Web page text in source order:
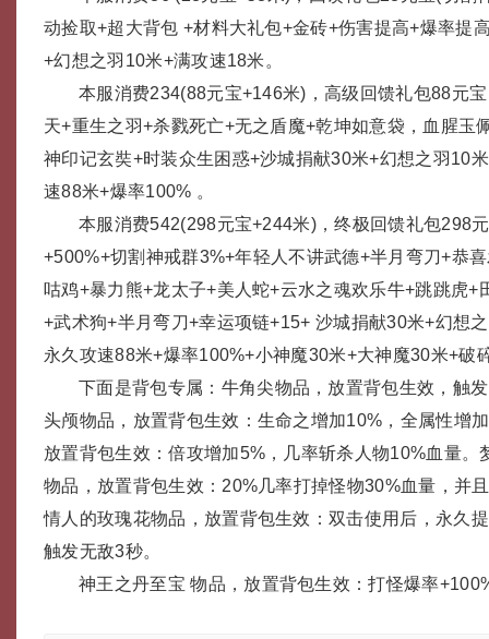
动捡取+超大背包 +材料大礼包+金砖+伤害提高+爆率提
+幻想之羽10米+满攻速18米。
本服消费234(88元宝+146米)，高级回馈礼包88元
天+重生之羽+杀戮死亡+无之盾魔+乾坤如意袋，血腥玉
神印记玄奘+时装众生困惑+沙城捐献30米+幻想之羽10
速88米+爆率100% 。
本服消费542(298元宝+244米)，终极回馈礼包298
+500%+切割神戒群3%+年轻人不讲武德+半月弯刀+恭
咕鸡+暴力熊+龙太子+美人蛇+云水之魂欢乐牛+跳跳虎+
+武术狗+半月弯刀+幸运项链+15+ 沙城捐献30米+幻想
永久攻速88米+爆率100%+小神魔30米+大神魔30米+破
下面是背包专属：牛角尖物品，放置背包生效，触
头颅物品，放置背包生效：生命之增加10%，全属性增
放置背包生效：倍攻增加5%，几率斩杀人物10%血量。
物品，放置背包生效：20%几率打掉怪物30%血量，并
情人的玫瑰花物品，放置背包生效：双击使用后，永久
触发无敌3秒。
神王之丹至宝 物品，放置背包生效：打怪爆率